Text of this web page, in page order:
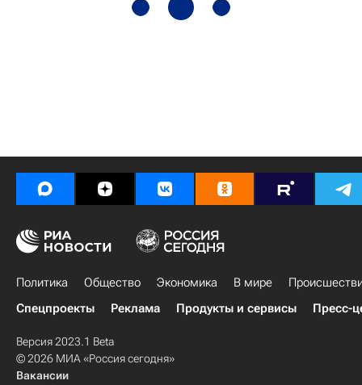
Политика Общество Экономика В мире
Спецпроекты
Реклама Продукты и сервисы Пресс-
Версия 2023.1 Beta
© 2026 МИА «Россия сегодня»
Вакансии